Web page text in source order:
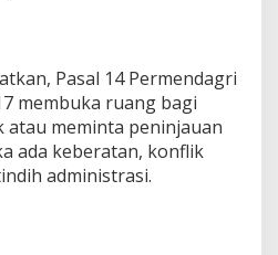
Pasal 14 Permendagri
membuka ruang bagi
meminta peninjauan
ada keberatan, konflik
administrasi.